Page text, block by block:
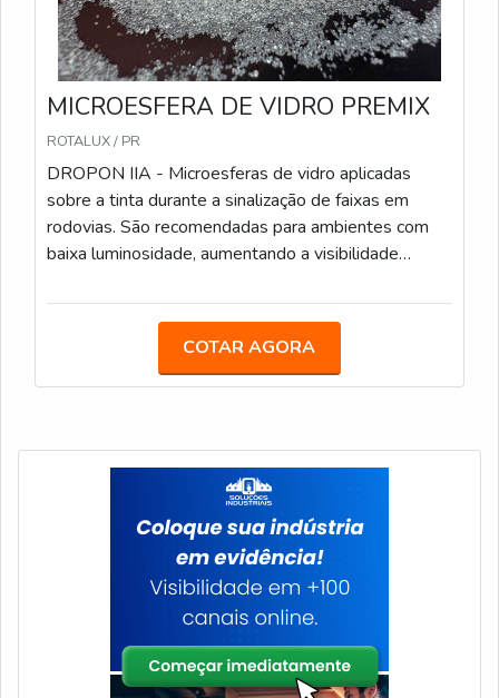
Norma ABNT NBR 16184:2021.
MICROESFERA DE VIDRO PREMIX
ROTALUX / PR
DROPON IIA - Microesferas de vidro aplicadas
sobre a tinta durante a sinalização de faixas em
rodovias. São recomendadas para ambientes com
baixa luminosidade, aumentando a visibilidade
Aplicação: Aspersão, durante o processo de pintura;
especificações da Norma ABNT NBR 16184:2021.
DROPON IIC - Este tipo de microesfera é ideal para
desgaste. Caracteristicas Técnicas: Similar ao Tipo II-
A, com microesferas um pouco maiores; Sacos de
25 kg; Conformidade: Atende às especificações da
Norma ABNT NBR 16184:2021. PREMIX IB -
Microesferas pré-misturadas com a tinta durante o
processo de fabricação, garantindo uniformidade na
aplicação. São recomendadas para sinalizações que
precisam de alta durabilidade e visibilidade.
Características Técnicas: Método de Aplicação: Pré-
COTAR AGORA